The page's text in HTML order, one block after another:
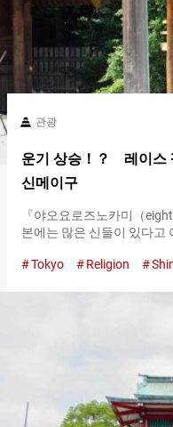
즈야에서 손을…
관광
운기 상승！？ 레이스
신메이구
『야오요로즈노카미（
본에는 많은 신들이 있다고
神)입니다. 액막이나 인연
요. 테미즈야 경내를 깊숙
전입니다. 아사가야신메이
넣은 후에, 두 번 절하고 두
Tokyo Religion